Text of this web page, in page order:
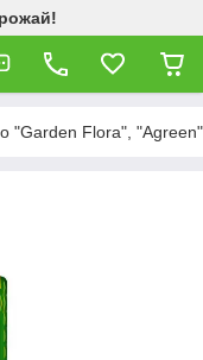
"Garden Flora", "Agreen"